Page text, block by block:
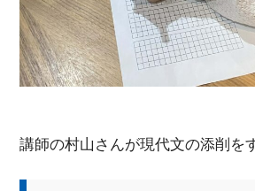
講師の村山さんが現代文の添削を